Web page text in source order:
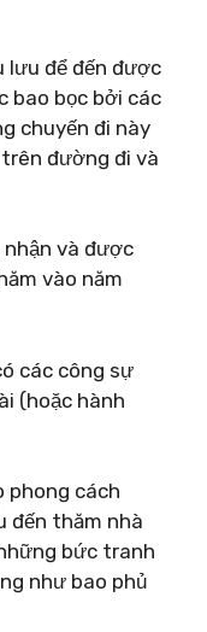
lưu để đến được
bao bọc bởi các
chuyến đi này
đường đi và
nhận và được
vào năm
các công sự
(hoặc hành
phong cách
đến thăm nhà
bức tranh
như bao phủ